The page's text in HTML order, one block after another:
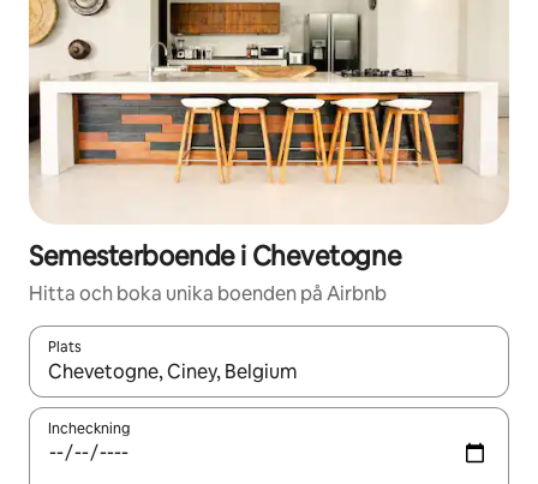
Semesterboende i Chevetogne
Hitta och boka unika boenden på Airbnb
Plats
När resultaten är tillgängliga kan du navigera med upp- och
Incheckning